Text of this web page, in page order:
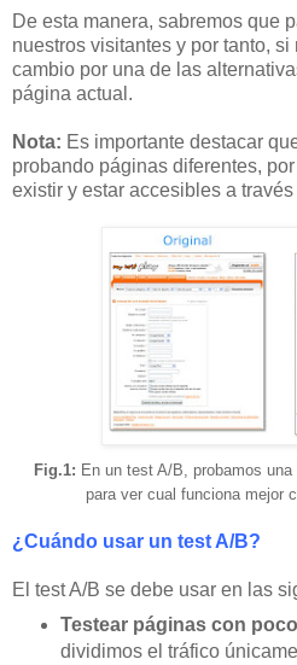
De esta manera, sabremos que
nuestros visitantes y por tanto,
cambio por una de las
página actual.
Nota: Es importante destacar
probando páginas diferentes,
existir y estar accesibles a través
Fig.1: En un test A/B, probamos
para ver cual funciona mejor
¿Cuándo usar un test A/B?
El test A/B se debe usar en las
Testear páginas con
dividimos el tráfico